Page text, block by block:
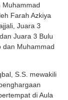
Muhammad
Farah Azkiya
Juara 3
Juara 3 Bulu
dan Muhammad
S.S. mewakili
di Aula